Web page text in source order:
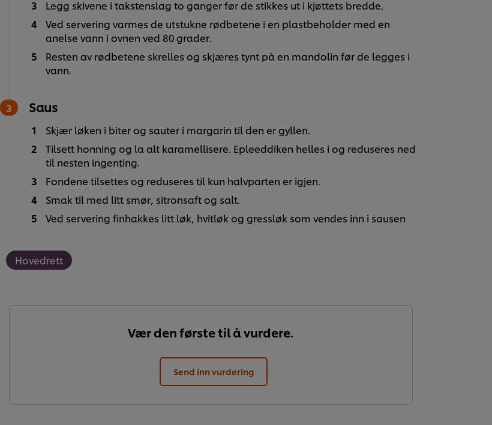
Legg skivene i takstenslag to ganger før de stikkes ut i kjøttets bredde.
Ved servering varmes de utstukne rødbetene i en plastbeholder med en
anelse vann i ovnen ved 80 grader.
Resten av rødbetene skrelles og skjæres tynt på en mandolin før de legges i
vann.
Saus
Skjær løken i biter og sauter i margarin til den er gyllen.
Tilsett honning og la alt karamellisere. Epleeddiken helles i og reduseres ned
til nesten ingenting.
Fondene tilsettes og reduseres til kun halvparten er igjen.
Smak til med litt smør, sitronsaft og salt.
Ved servering finhakkes litt løk, hvitløk og gressløk som vendes inn i sausen
Hovedrett
Vær den første til å vurdere.
Send inn vurdering